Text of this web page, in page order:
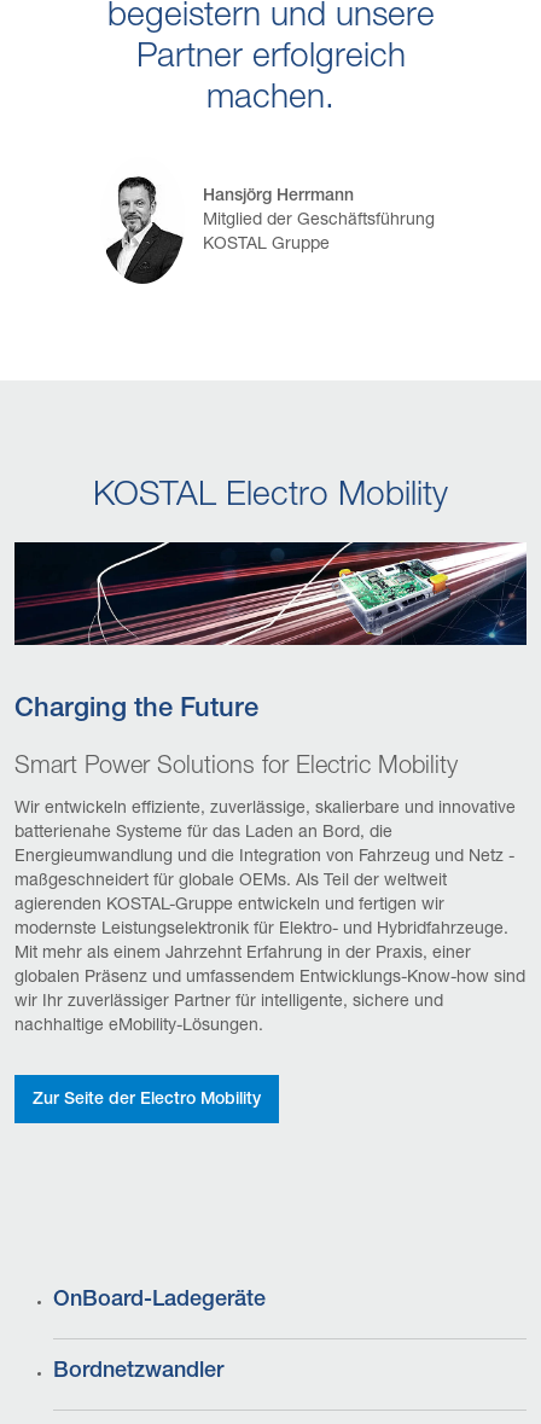
begeistern und unsere
Partner erfolgreich
machen.
Hansjörg Herrmann
Mitglied der Geschäftsführung
KOSTAL Gruppe
KOSTAL Electro Mobility
Charging the Future
Smart Power Solutions for Electric Mobility
Wir entwickeln effiziente, zuverlässige, skalierbare und innovative
batterienahe Systeme für das Laden an Bord, die
Energieumwandlung und die Integration von Fahrzeug und Netz -
maßgeschneidert für globale OEMs. Als Teil der weltweit
agierenden KOSTAL-Gruppe entwickeln und fertigen wir
modernste Leistungselektronik für Elektro- und Hybridfahrzeuge.
Mit mehr als einem Jahrzehnt Erfahrung in der Praxis, einer
globalen Präsenz und umfassendem Entwicklungs-Know-how sind
wir Ihr zuverlässiger Partner für intelligente, sichere und
nachhaltige eMobility-Lösungen.
Zur Seite der Electro Mobility
OnBoard-Ladegeräte
Bordnetzwandler